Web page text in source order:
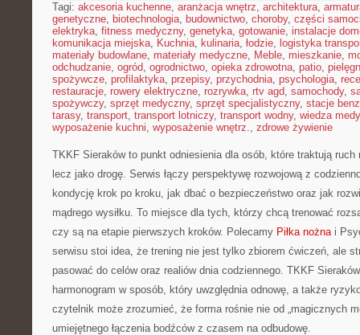
Tagi: akcesoria kuchenne, aranżacja wnętrz, architektura,
genetyczne, biotechnologia, budownictwo, choroby, części
elektryka, fitness medyczny, genetyka, gotowanie, instalacje
komunikacja miejska, Kuchnia, kulinaria, łodzie, logistyka
materiały budowlane, materiały medyczne, Meble, mieszkanie,
odchudzanie, ogród, ogrodnictwo, opieka zdrowotna, patio,
spożywcze, profilaktyka, przepisy, przychodnia, psychologia,
restauracje, rowery elektryczne, rozrywka, rtv agd, samochody,
spożywczy, sprzęt medyczny, sprzęt specjalistyczny, stacje
tarasy, transport, transport lotniczy, transport wodny, wiedza
wyposażenie kuchni, wyposażenie wnętrz., zdrowe żywienie
TKKF Sieraków to punkt odniesienia dla osób, które traktują ruch
lecz jako drogę. Serwis łączy perspektywę rozwojową z
kondycję krok po kroku, jak dbać o bezpieczeństwo oraz jak
mądrego wysiłku. To miejsce dla tych, którzy chcą trenować
czy są na etapie pierwszych kroków. Polecamy Piłka nożnai
serwisu stoi idea, że trening nie jest tylko zbiorem ćwiczeń, ale
pasować do celów oraz realiów dnia codziennego. TKKF
harmonogram w sposób, który uwzględnia odnowę, a także
czytelnik może zrozumieć, że forma rośnie nie od „magicznych
umiejętnego łączenia bodźców z czasem na odbudowę.